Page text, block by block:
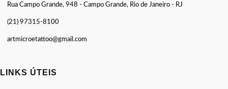
Rua Campo Grande, 948 - Campo Grande, Rio de Janeiro - RJ
(21) 97315-8100
artmicroetattoo@gmail.com
LINKS ÚTEIS